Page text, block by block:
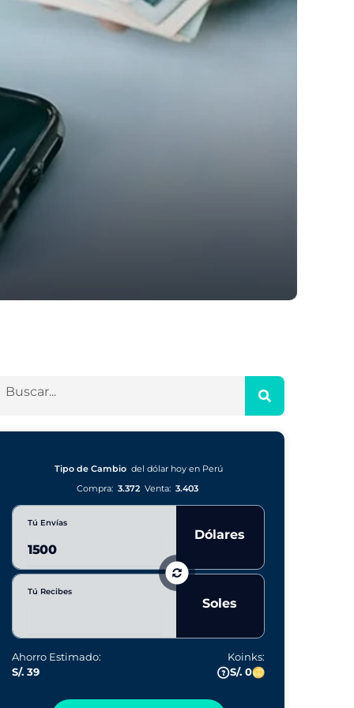
Tipo de Cambio del dólar hoy en Perú
Compra: 3.372 Venta: 3.403
Tú Envías
Dólares
Tú Recibes
Soles
Ahorro Estimado:
S/. 39
Koinks:
S/. 0